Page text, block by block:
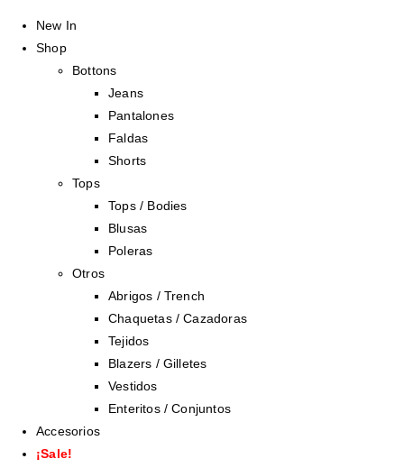
New In
Shop
Bottons
Jeans
Pantalones
Faldas
Shorts
Tops
Tops / Bodies
Blusas
Poleras
Otros
Abrigos / Trench
Chaquetas / Cazadoras
Tejidos
Blazers / Gilletes
Vestidos
Enteritos / Conjuntos
Accesorios
¡Sale!